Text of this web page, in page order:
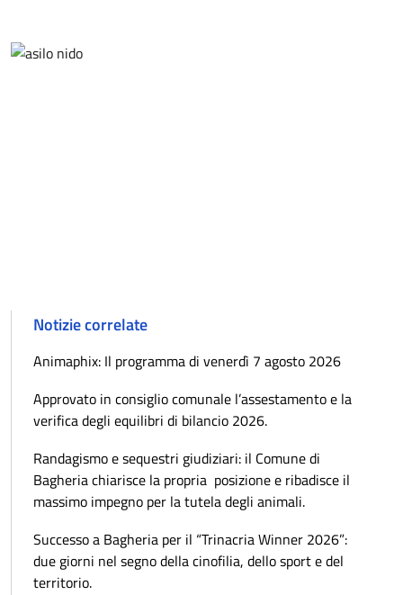
Notizie correlate
Animaphix: Il programma di venerdì 7 agosto 2026
Approvato in consiglio comunale l’assestamento e la
verifica degli equilibri di bilancio 2026.
Randagismo e sequestri giudiziari: il Comune di
Bagheria chiarisce la propria posizione e ribadisce il
massimo impegno per la tutela degli animali.
Successo a Bagheria per il “Trinacria Winner 2026”:
due giorni nel segno della cinofilia, dello sport e del
territorio.